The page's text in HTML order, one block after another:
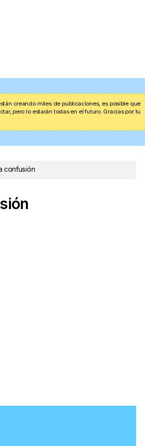
creando miles de publicaciones, es posible que
pero lo estarán todas en el futuro. Gracias por tu
confusión